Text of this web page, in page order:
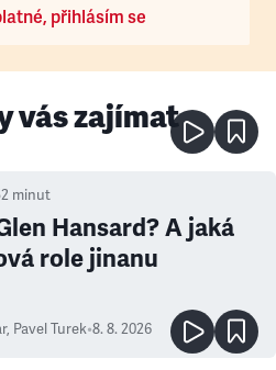
přihlásím se
vás zajímat
minut
Hansard? A jaká
role jinanu
, Pavel Turek•8. 8. 2026